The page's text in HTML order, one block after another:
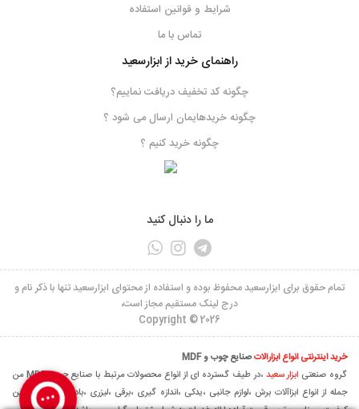
شرایط و قوانین استفاده
تماس با ما
راهنمای خرید از ابزارسعید
چگونه کد تخفیف دریافت نماییم؟
چگونه خریدهایمان ارسال می شود ؟
چگونه خرید کنیم ؟
ما را دنبال کنید
تمام حقوق برای ابزارسعید محفوظ بوده و استفاده از محتوای ابزارسعید تنها با ذکر نام و
درج لینک مستقیم مجاز است،
Copyright © 2026
خرید اینترنتی انواع ابزارآلاتصنایع چوب و MDF
گروه صنعتی ابزار سعید
،در طیف گسترده ای از انواع محصولات مرتبط با صنایع چوب ،MDF من
جمله از انواع ابزاآلات برش ،لوازم جانبی ،یدکی ،اندازه گیری ،برقی ،لیزری ،بادی و... با بالاترین